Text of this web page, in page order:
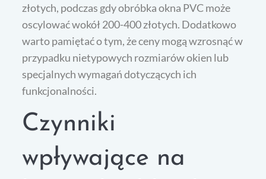
złotych, podczas gdy obróbka okna PVC może
oscylować wokół 200-400 złotych. Dodatkowo
warto pamiętać o tym, że ceny mogą wzrosnąć w
przypadku nietypowych rozmiarów okien lub
specjalnych wymagań dotyczących ich
funkcjonalności.
Czynniki
wpływające na